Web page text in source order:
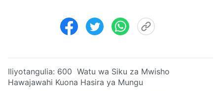
Iliyotangulia: 600 Watu wa Siku za Mwisho
Hawajawahi Kuona Hasira ya Mungu